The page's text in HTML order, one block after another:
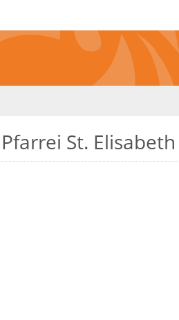
St. Elisabeth